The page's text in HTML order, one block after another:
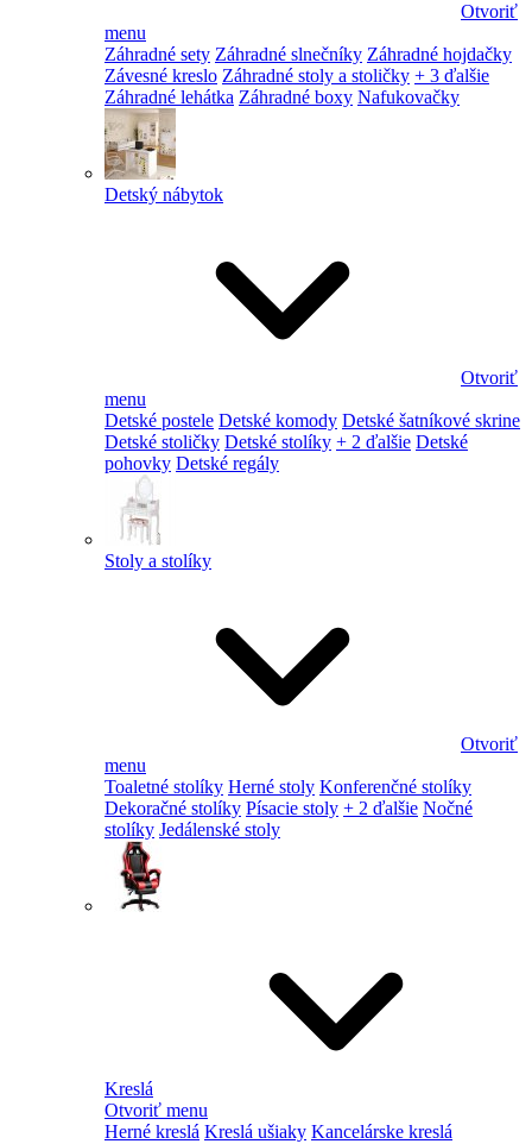
Otvoriť
menu
Záhradné sety Záhradné slnečníky Záhradné hojdačky
Závesné kreslo Záhradné stoly a stoličky + 3 ďalšie
Záhradné lehátka Záhradné boxy Nafukovačky
Detský nábytok
Otvoriť
menu
Detské postele Detské komody Detské šatníkové skrine
Detské stoličky Detské stolíky + 2 ďalšie Detské
pohovky Detské regály
Stoly a stolíky
Otvoriť
menu
Toaletné stolíky Herné stoly Konferenčné stolíky
Dekoračné stolíky Písacie stoly + 2 ďalšie Nočné
stolíky Jedálenské stoly
Kreslá
Otvoriť menu
Herné kreslá Kreslá ušiaky Kancelárske kreslá